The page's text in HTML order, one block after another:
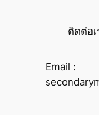
ติดต่อ
Email :